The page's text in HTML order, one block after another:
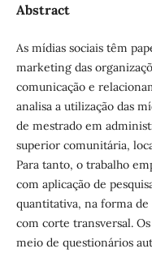
Abstract
As mídias sociais têm
marketing das
comunicação e
analisa a utilização das
de mestrado em
superior comunitária,
Para tanto, o trabalho
com aplicação de
quantitativa, na forma
com corte transversal.
meio de questionários